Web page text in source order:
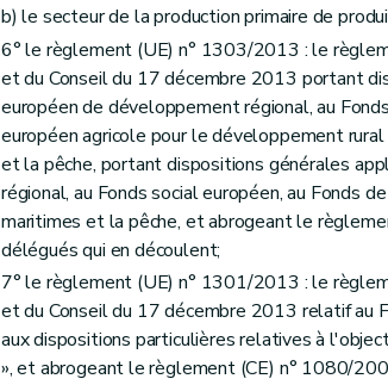
b) le secteur de la production primaire de
6° le règlement (UE) n° 1303/2013 : le
et du Conseil du 17 décembre 2013 portant
européen de développement régional, au
européen agricole pour le développement
et la pêche, portant dispositions générales
régional, au Fonds social européen, au Fonds
maritimes et la pêche, et abrogeant le
délégués qui en découlent;
7° le règlement (UE) n° 1301/2013 : le
et du Conseil du 17 décembre 2013 relatif au
aux dispositions particulières relatives à
», et abrogeant le règlement (CE) n° 1080/